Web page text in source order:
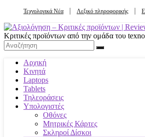
Τεχνολογικά Νέα Λεξικό πληροφορικής
Κριτικές προϊόντων από την ομάδα του
Αρχική
Κινητά
Laptops
Tablets
Τηλεοράσεις
Υπολογιστές
Οθόνες
Μητρικές Κάρτες
Σκληροί Δίσκοι